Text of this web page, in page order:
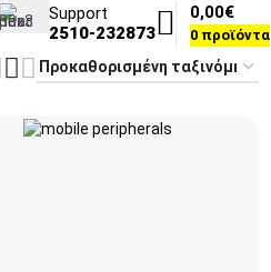
Support
2510-232873
0 προϊόντα
0,00€